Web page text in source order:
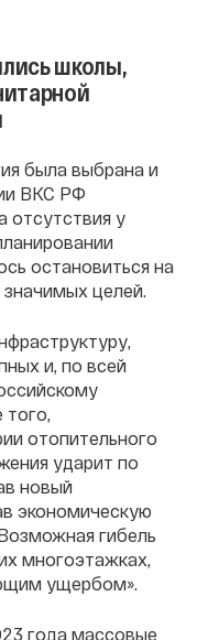
школы,
была выбрана и
ВКС РФ
отсутствия у
остановиться на
целей.
и, по всей
отопительного
ударит по
новый
экономическую
гибель
многоэтажках,
ущербом».
года массовые